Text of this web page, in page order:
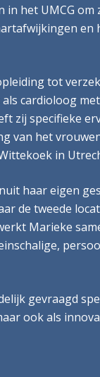
het UMCG om
en
tot
cardioloog
zij specifieke
van het
in
haar eigen
de tweede
Marieke
gevraagd
ook als